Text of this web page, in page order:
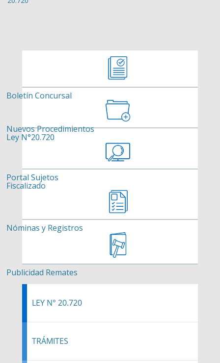
Boletín Concursal
Nuevos Procedimientos
Ley N°20.720
Portal Sujetos
Fiscalizado
Nóminas y Registros
Publicidad Remates
LEY N° 20.720
TRÁMITES